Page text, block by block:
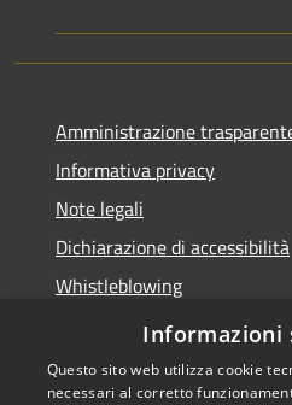
Amministrazione
Informativa privacy
Note legali
Dichiarazione di accessibilità
Whistleblowing
Piano di miglioramento dei
Informazioni
Questo sito web utilizza cookie
necessari al corretto